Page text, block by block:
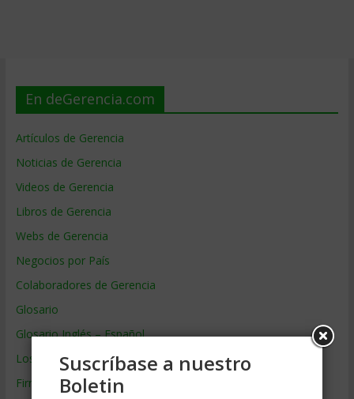
En deGerencia.com
Artículos de Gerencia
Noticias de Gerencia
Videos de Gerencia
Libros de Gerencia
Webs de Gerencia
Negocios por País
Colaboradores de Gerencia
Glosario
Glosario Inglés – Español
Los mejores MBA
Firmas de Gerencia
Suscríbase a nuestro
Boletin